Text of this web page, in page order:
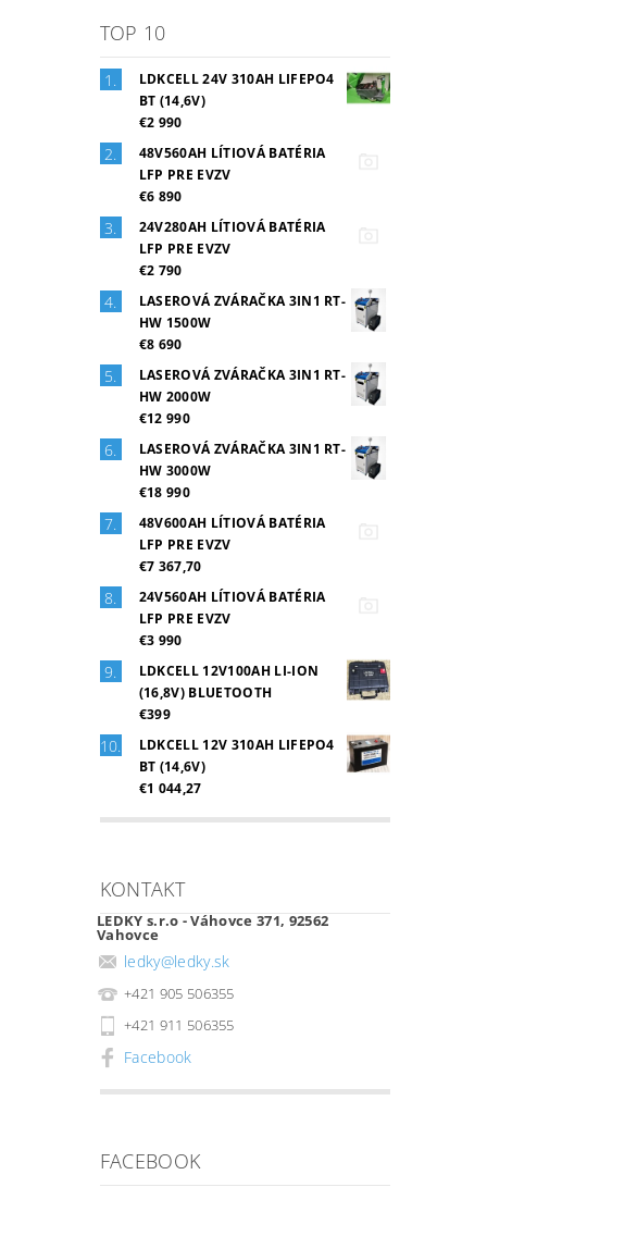
TOP 10
LDKCELL 24V 310AH LIFEPO4
BT (14,6V)
€2 990
48V560AH LÍTIOVÁ BATÉRIA
LFP PRE EVZV
€6 890
24V280AH LÍTIOVÁ BATÉRIA
LFP PRE EVZV
€2 790
LASEROVÁ ZVÁRAČKA 3IN1 RT-
HW 1500W
€8 690
LASEROVÁ ZVÁRAČKA 3IN1 RT-
HW 2000W
€12 990
LASEROVÁ ZVÁRAČKA 3IN1 RT-
HW 3000W
€18 990
48V600AH LÍTIOVÁ BATÉRIA
LFP PRE EVZV
€7 367,70
24V560AH LÍTIOVÁ BATÉRIA
LFP PRE EVZV
€3 990
LDKCELL 12V100AH LI-ION
(16,8V) BLUETOOTH
€399
LDKCELL 12V 310AH LIFEPO4
BT (14,6V)
€1 044,27
KONTAKT
LEDKY s.r.o - Váhovce 371, 92562
Vahovce
ledky@ledky.sk
+421 905 506355
+421 911 506355
Facebook
FACEBOOK